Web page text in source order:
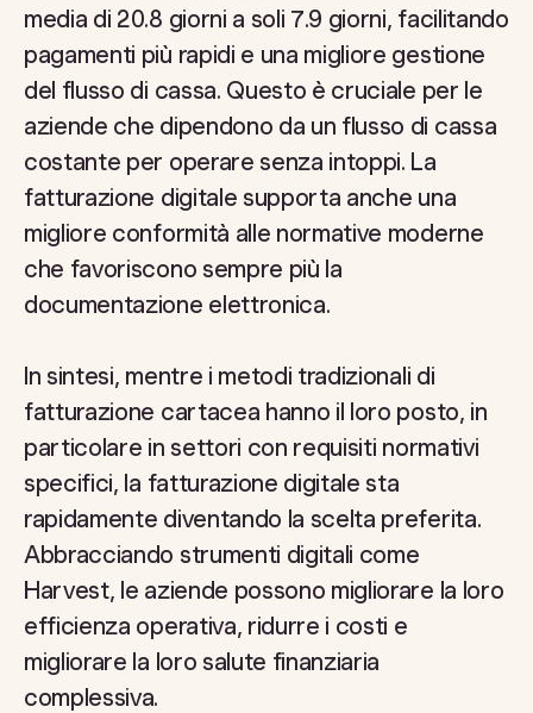
media di 20.8 giorni a soli 7.9 giorni, facilitando
pagamenti più rapidi e una migliore gestione
del flusso di cassa. Questo è cruciale per le
aziende che dipendono da un flusso di cassa
costante per operare senza intoppi. La
fatturazione digitale supporta anche una
migliore conformità alle normative moderne
che favoriscono sempre più la
documentazione elettronica.
In sintesi, mentre i metodi tradizionali di
fatturazione cartacea hanno il loro posto, in
particolare in settori con requisiti normativi
specifici, la fatturazione digitale sta
rapidamente diventando la scelta preferita.
Abbracciando strumenti digitali come
Harvest, le aziende possono migliorare la loro
efficienza operativa, ridurre i costi e
migliorare la loro salute finanziaria
complessiva.